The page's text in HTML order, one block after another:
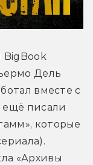
BigBook
Дель
вместе с
ещё писали
которые
«Архивы